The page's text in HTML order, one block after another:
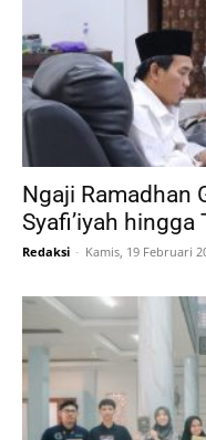
Ngaji Ramadhan
Syafi’iyah
Redaksi - Kamis, 19 Februari